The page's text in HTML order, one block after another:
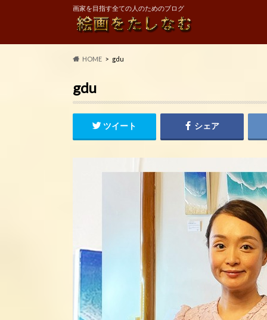
画家を目指す全ての人のためのブログ
HOME gdu
gdu
ツイート シェア